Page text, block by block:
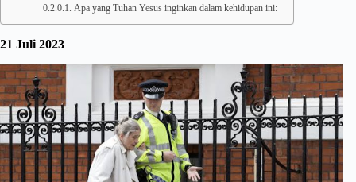
Apa yang Tuhan Yesus inginkan dalam kehidupan ini:
21 Juli 2023